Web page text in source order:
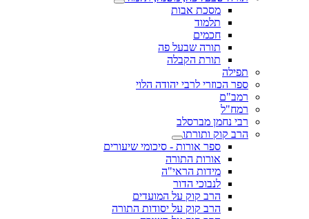
מסכת אבות
תלמוד
חכמים
תורה שבעל פה
תורת הקבלה
תפילה
ספר הכוזרי לרבי יהודה הלוי
רמב"ם
רמח"ל
רבי נחמן מברסלב
הרב קוק ותורתו
ספר אורות - סיכומי שיעורים
אורות התורה
מידות הראי"ה
לנבוכי הדור
הרב קוק על המועדים
הרב קוק על יסודות התורה